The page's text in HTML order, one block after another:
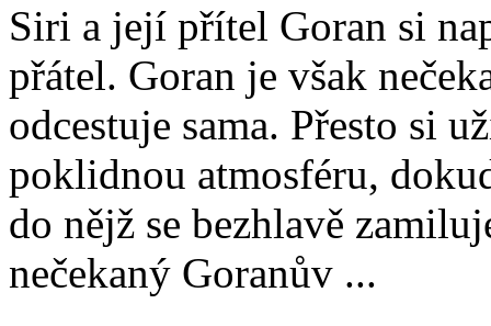
Siri a její přítel Goran si
přátel. Goran je však
odcestuje sama. Přesto si
poklidnou atmosféru,
do nějž se bezhlavě
nečekaný Goranův ...